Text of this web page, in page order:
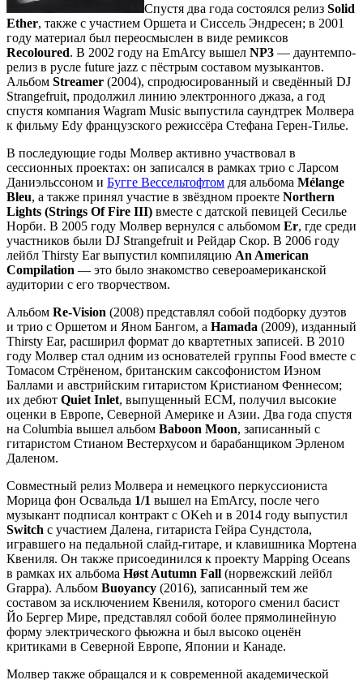
Спустя два года состоялся релиз Solid
Ether, также с участием Оршета и Сиссель Эндресен; в 2001
году материал был переосмыслен в виде ремиксов
Recoloured. В 2002 году на EmArcy вышел NP3 — даунтемпо-
релиз в русле future jazz с пёстрым составом музыкантов.
Альбом Streamer (2004), спродюсированный и сведённый DJ
Strangefruit, продолжил линию электронного джаза, а год
спустя компания Wagram Music выпустила саундтрек Молвера
к фильму Edy французского режиссёра Стефана Герен-Тилье.
В последующие годы Молвер активно участвовал в
сессионных проектах: он записался в рамках трио с Ларсом
Даниэльссоном и Бугге Вессельтофтом для альбома Mélange
Bleu, а также принял участие в звёздном проекте Northern
Lights (Strings Of Fire III) вместе с датской певицей Сесилье
Норби. В 2005 году Молвер вернулся с альбомом Er, где среди
участников были DJ Strangefruit и Рейдар Скор. В 2006 году
лейбл Thirsty Ear выпустил компиляцию An American
Compilation — это было знакомство североамериканской
аудитории с его творчеством.
Альбом Re-Vision (2008) представлял собой подборку дуэтов
и трио с Оршетом и Яном Бангом, а Hamada (2009), изданный
Thirsty Ear, расширил формат до квартетных записей. В 2010
году Молвер стал одним из основателей группы Food вместе с
Томасом Стрёненом, британским саксофонистом Иэном
Баллами и австрийским гитаристом Кристианом Феннесом;
их дебют Quiet Inlet, выпущенный ECM, получил высокие
оценки в Европе, Северной Америке и Азии. Два года спустя
на Columbia вышел альбом Baboon Moon, записанный с
гитаристом Стианом Вестерхусом и барабанщиком Эрленом
Даленом.
Совместный релиз Молвера и немецкого перкуссиониста
Морица фон Освальда 1/1 вышел на EmArcy, после чего
музыкант подписал контракт с OKeh и в 2014 году выпустил
Switch с участием Далена, гитариста Гейра Сундстола,
игравшего на педальной слайд-гитаре, и клавишника Мортена
Квениля. Он также присоединился к проекту Mapping Oceans
в рамках их альбома Høst Autumn Fall (норвежский лейбл
Grappa). Альбом Buoyancy (2016), записанный тем же
составом за исключением Квениля, которого сменил басист
Йо Бергер Мире, представлял собой более прямолинейную
форму электрического фьюжна и был высоко оценён
критиками в Северной Европе, Японии и Канаде.
Молвер также обращался и к современной академической